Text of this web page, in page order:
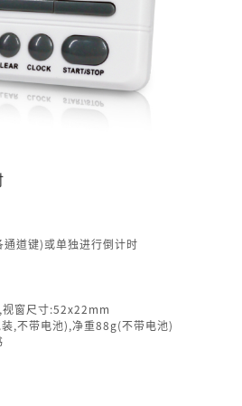
道键)或单独进行倒计时
窗尺寸:52x22mm
,不带电池),净重88g(不带电池)